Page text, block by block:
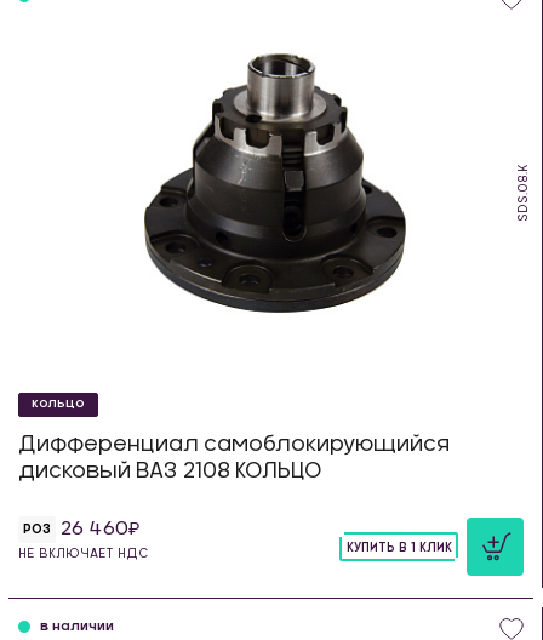
SDS.08.K
КОЛЬЦО
Дифференциал самоблокирующийся
дисковый ВАЗ 2108 КОЛЬЦО
РОЗ 26 460
НЕ ВКЛЮЧАЕТ НДС
КУПИТЬ В 1 КЛИК
в наличии